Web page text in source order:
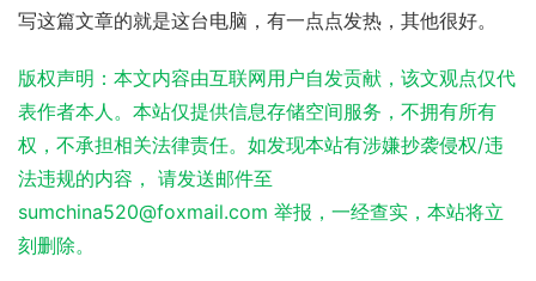
写这篇文章的就是这台电脑，有一点点发热，其他很好。
版权声明：本文内容由互联网用户自发贡献，该文观点仅代
表作者本人。本站仅提供信息存储空间服务，不拥有所有
权，不承担相关法律责任。如发现本站有涉嫌抄袭侵权/违
法违规的内容， 请发送邮件至
sumchina520@foxmail.com 举报，一经查实，本站将立
刻删除。